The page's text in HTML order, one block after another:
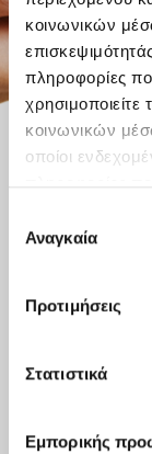
κοινωνικών
πληροφορίες
κοινωνικών
οποίοι
των υπηρεσιών
συγκατάθεσης
Αναγκαία
Προτιμήσεις
Στατιστικά
Εμπορικής